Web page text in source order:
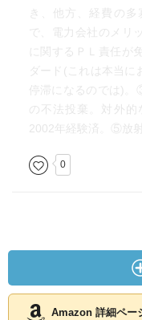
き、他方、経費の多
で、電力会社のメリ
に関するＰＬ責任が
ダード(これは本当に
停滞になるのでは)。
の不法投棄。対外
2002年経験済。⑤放
0
Amazon 詳細ペー